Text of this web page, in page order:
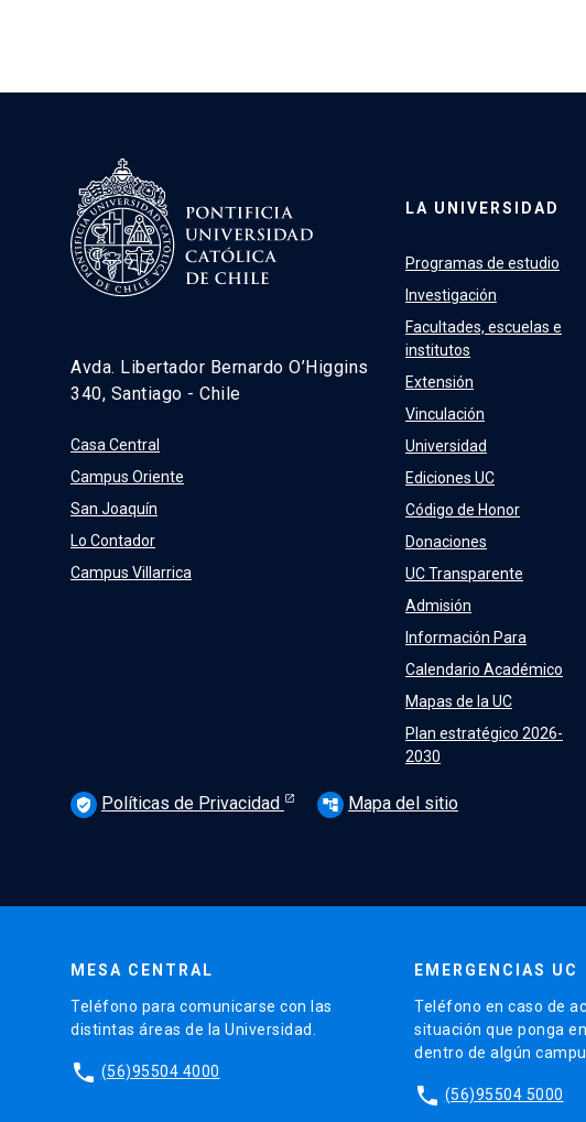
Avda. Libertador Bernardo O’Higgins
340, Santiago - Chile
Casa Central
Campus Oriente
San Joaquín
Lo Contador
Campus Villarrica
LA UNIVERSIDAD
Programas de estudio
Investigación
Facultades, escuelas e
institutos
Extensión
Vinculación
Universidad
Ediciones UC
Código de Honor
Donaciones
UC Transparente
Admisión
Información Para
Calendario Académico
Mapas de la UC
Plan estratégico 2026-
2030
verified_user Políticas de Privacidad account_tree Mapa del sitio
MESA CENTRAL
Teléfono para comunicarse con las
distintas áreas de la Universidad.
phone (56)95504 4000
EMERGENCIAS UC
Teléfono en caso de
situación que ponga
dentro de algún
phone (56)95504 5000